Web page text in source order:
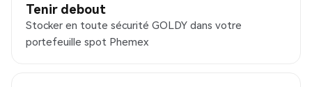
Tenir debout
Stocker en toute sécurité GOLDY dans votre
portefeuille spot Phemex